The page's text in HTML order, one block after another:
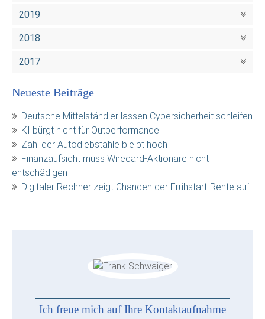
2019
2018
2017
Neueste Beiträge
Deutsche Mittelständler lassen Cybersicherheit schleifen
KI bürgt nicht für Outperformance
Zahl der Autodiebstähle bleibt hoch
Finanzaufsicht muss Wirecard-Aktionäre nicht
entschädigen
Digitaler Rechner zeigt Chancen der Frühstart-Rente auf
Ich freue mich auf Ihre Kontaktaufnahme